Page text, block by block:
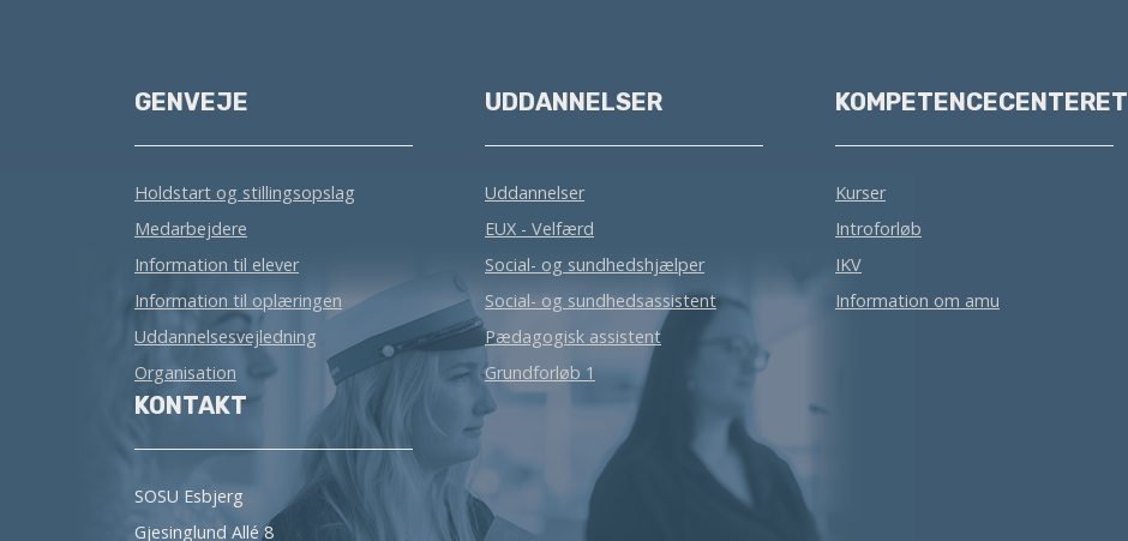
GENVEJE
Holdstart og stillingsopslag
Medarbejdere
Information til elever
Information til oplæringen
Uddannelsesvejledning
Organisation
UDDANNELSER
Uddannelser
EUX - Velfærd
Social- og sundhedshjælper
Social- og sundhedsassistent
Pædagogisk assistent
Grundforløb 1
KOMPETENCECENTERET
Kurser
Introforløb
IKV
Information om amu
KONTAKT
SOSU Esbjerg
Gjesinglund Allé 8